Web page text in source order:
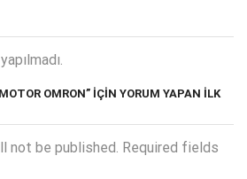
OMRON” IÇIN YORUM YAPAN ILK
not be published. Required fields